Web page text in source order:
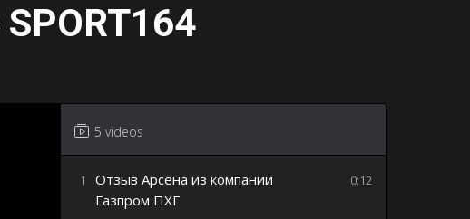
SPORT164
5 videos
1
Отзыв Арсена из компании
Газпром ПХГ
0:12